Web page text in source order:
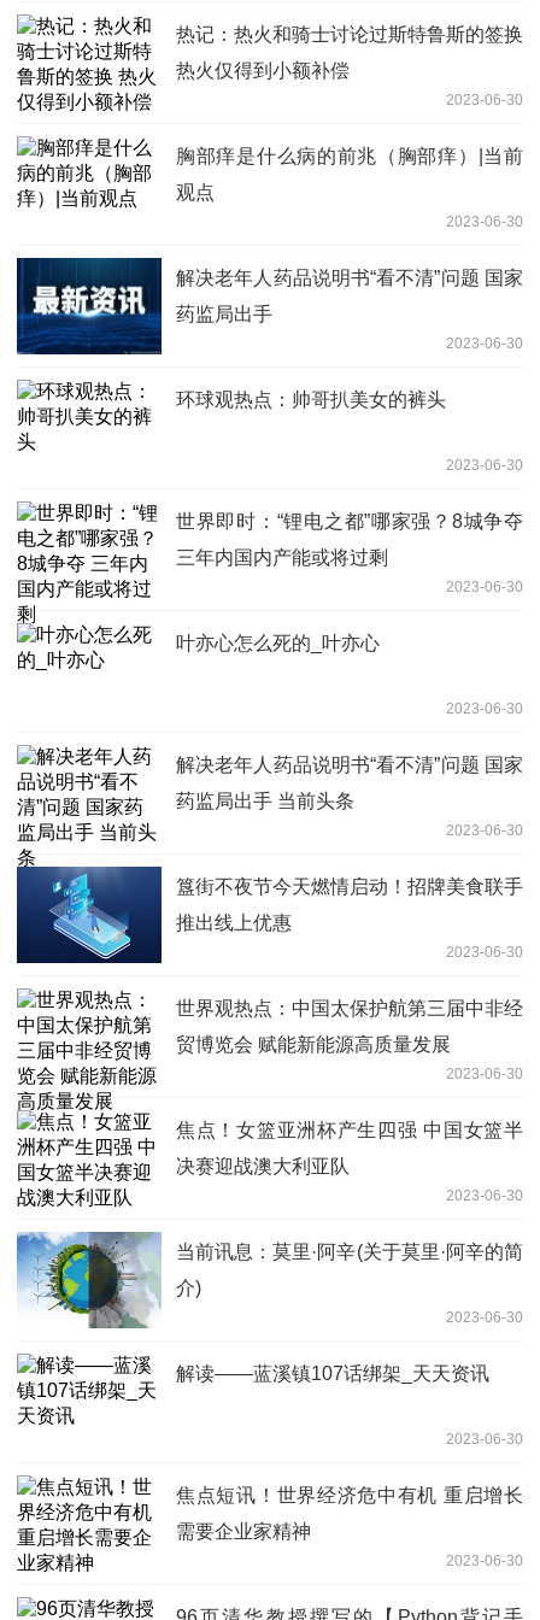
热记：热火和骑士讨论过斯特鲁斯的签换
热火仅得到小额补偿
2023-06-30
胸部痒是什么病的前兆（胸部痒）|当前
观点
2023-06-30
解决老年人药品说明书“看不清”问题 国家
药监局出手
2023-06-30
环球观热点：帅哥扒美女的裤头
2023-06-30
世界即时：“锂电之都”哪家强？8城争夺
三年内国内产能或将过剩
2023-06-30
叶亦心怎么死的_叶亦心
2023-06-30
解决老年人药品说明书“看不清”问题 国家
药监局出手 当前头条
2023-06-30
簋街不夜节今天燃情启动！招牌美食联手
推出线上优惠
2023-06-30
世界观热点：中国太保护航第三届中非经
贸博览会 赋能新能源高质量发展
2023-06-30
焦点！女篮亚洲杯产生四强 中国女篮半
决赛迎战澳大利亚队
2023-06-30
当前讯息：莫里·阿辛(关于莫里·阿辛的简
介)
2023-06-30
解读——蓝溪镇107话绑架_天天资讯
2023-06-30
焦点短讯！世界经济危中有机 重启增长
需要企业家精神
2023-06-30